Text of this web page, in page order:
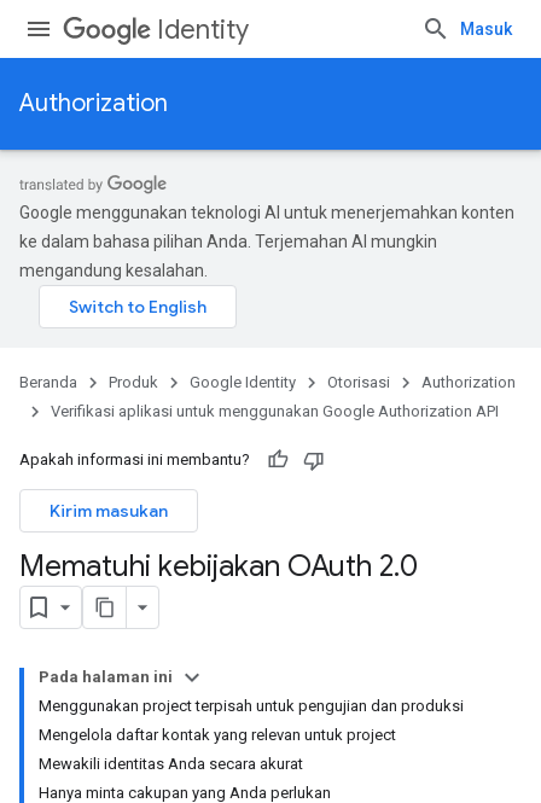
Identity Masuk
Authorization
Google menggunakan teknologi AI untuk menerjemahkan konten
ke dalam bahasa pilihan Anda. Terjemahan AI mungkin
mengandung kesalahan.
Beranda Produk Google Identity Otorisasi
Authorization
Verifikasi aplikasi untuk menggunakan Google Authorization API
Apakah informasi ini membantu?
Kirim masukan
Mematuhi kebijakan OAuth 2.0
Pada halaman ini
Menggunakan project terpisah untuk pengujian dan produksi
Mengelola daftar kontak yang relevan untuk project
Mewakili identitas Anda secara akurat
Hanya minta cakupan yang Anda perlukan